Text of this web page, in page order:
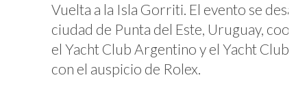
Vuelta a la Isla Gorriti. El evento se
ciudad de Punta del Este, Uruguay,
el Yacht Club Argentino y el Yacht Club
con el auspicio de Rolex.